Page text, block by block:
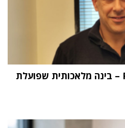
"העתיד הוא Physical AI – בינה מלאכותית שפועלת